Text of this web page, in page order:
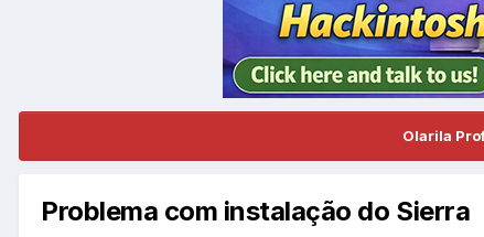
Olarila
Problema com instalação do Sierra